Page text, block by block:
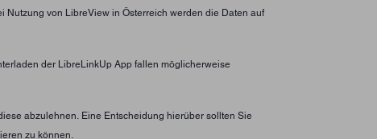
von LibreView in Österreich werden die Daten auf
der LibreLinkUp App fallen möglicherweise
abzulehnen. Eine Entscheidung hierüber sollten Sie
zu können.